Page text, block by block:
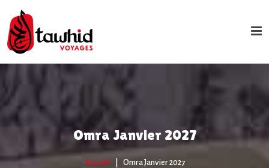
Omra Janvier 2027
Accueil Omra Janvier 2027